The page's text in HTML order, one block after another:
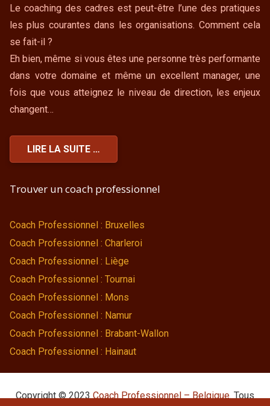
Le coaching des cadres est peut-être l’une des pratiques
les plus courantes dans les organisations. Comment cela
se fait-il ?
Eh bien, même si vous êtes une personne très performante
dans votre domaine et même un excellent manager, une
fois que vous atteignez le niveau de direction, les enjeux
changent…
LIRE LA SUITE …
Trouver un coach professionnel
Coach Professionnel : Bruxelles
Coach Professionnel : Charleroi
Coach Professionnel : Liège
Coach Professionnel : Tournai
Coach Professionnel : Mons
Coach Professionnel : Namur
Coach Professionnel : Brabant-Wallon
Coach Professionnel : Hainaut
Copyright © 2023 Coach Professionnel – Belgique. Tous